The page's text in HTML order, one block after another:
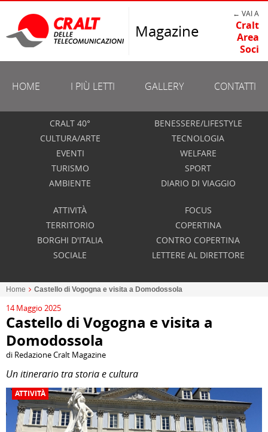
Magazine
← VAI A
Cralt
Area
Soci
HOME I PIÙ LETTI GALLERY CONTATTI
CRALT 40°
CULTURA/ARTE
EVENTI
TURISMO
AMBIENTE
BENESSERE/LIFESTYLE
TECNOLOGIA
WELFARE
SPORT
DIARIO DI VIAGGIO
ATTIVITÀ
TERRITORIO
BORGHI D'ITALIA
SOCIALE
FOCUS
COPERTINA
CONTRO COPERTINA
LETTERE AL DIRETTORE
Home Castello di Vogogna e visita a Domodossola
14 Maggio 2025
Castello di Vogogna e visita a
Domodossola
di Redazione Cralt Magazine
Un itinerario tra storia e cultura
ATTIVITÀ